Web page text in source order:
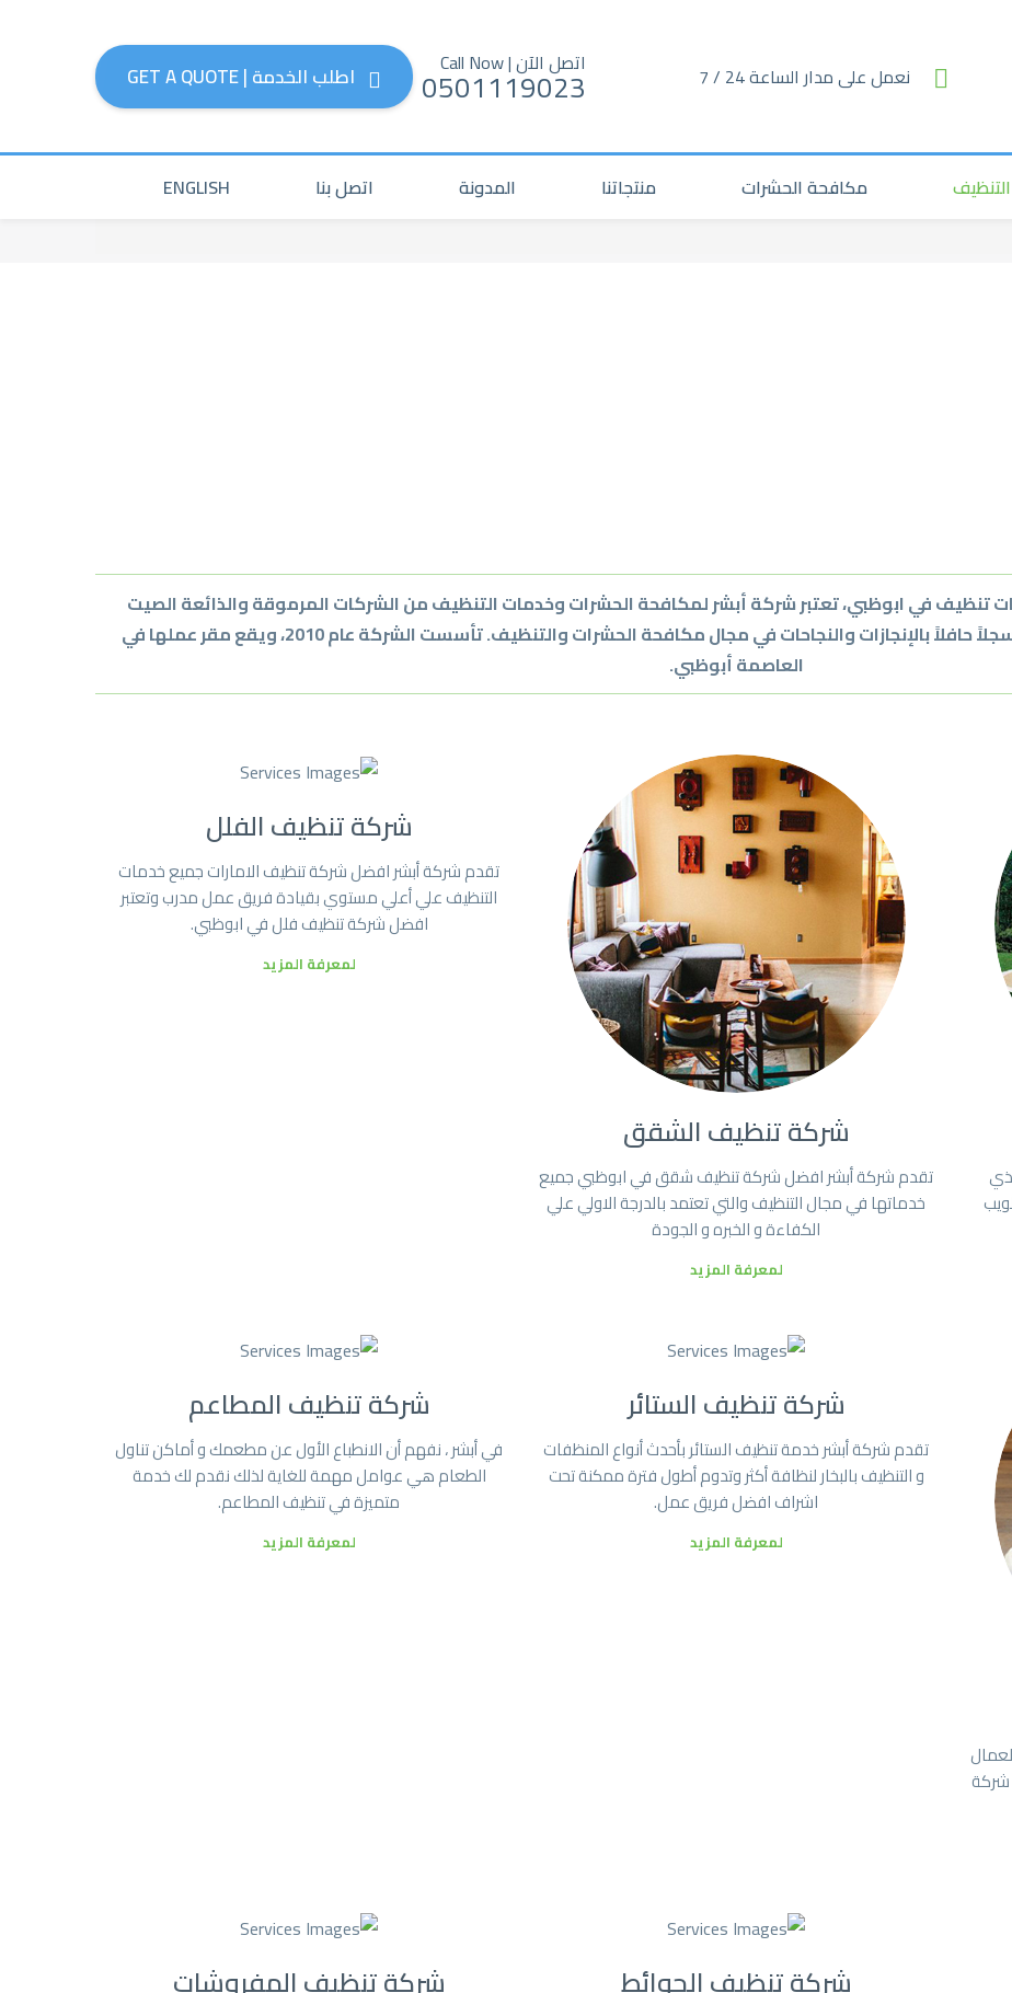
نعمل على مدار الساعة 24 / 7 اتصل الآن | Call Now
0501119023 اطلب الخدمة | GET A QUOTE
مكافحة الحشرات منتجاتنا المدونة اتصل بنا ENGLISH
في ابوظبي، تعتبر شركة أبشر لمكافحة الحشرات وخدمات التنظيف من الشركات المرموقة والذائعة الصيت
في الإمارات العربية المتحدة،تمتلك الشركة سجلاً حافلاً بالإنجازات والنجاحات في مجال مكافحة الحشرات والتنظيف. تأسست الشركة عام 2010، ويقع مقر عملها في
العاصمة أبوظبي.
شركة تنظيف الشقق
تقدم شركة أبشر افضل شركة تنظيف شقق في ابوظبي جميع
خدماتها في مجال التنظيف والتي تعتمد بالدرجة الاولي علي
الكفاءة و الخبره و الجودة
لمعرفة المزيد
شركة تنظيف الفلل
تقدم شركة أبشر افضل شركة تنظيف الامارات جميع خدمات
التنظيف علي أعلي مستوي بقيادة فريق عمل مدرب وتعتبر
افضل شركة تنظيف فلل في ابوظبي.
لمعرفة المزيد
شركة
شركة تنظيف الستائر
تقدم شركة أبشر خدمة تنظيف الستائر بأحدث أنواع المنظفات
و التنظيف بالبخار لنظافة أكثر وتدوم أطول فترة ممكنة تحت
اشراف افضل فريق عمل.
لمعرفة المزيد
شركة تنظيف المطاعم
في أبشر ، نفهم أن الانطباع الأول عن مطعمك و أماكن تناول
الطعام هي عوامل مهمة للغاية لذلك نقدم لك خدمة
متميزة في تنظيف المطاعم.
لمعرفة المزيد
شركة تنظيف الحوائط شركة تنظيف المفروشات